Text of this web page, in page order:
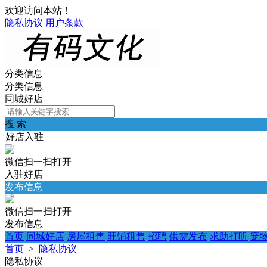
欢迎访问本站！
隐私协议 用户条款
分类信息
分类信息
同城好店
搜 索
好店入驻
微信扫一扫打开
入驻好店
发布信息
微信扫一扫打开
发布信息
首页 同城好店 房屋租售 旺铺租售 招聘 供需发布 求助打听 宠
首页 > 隐私协议
隐私协议